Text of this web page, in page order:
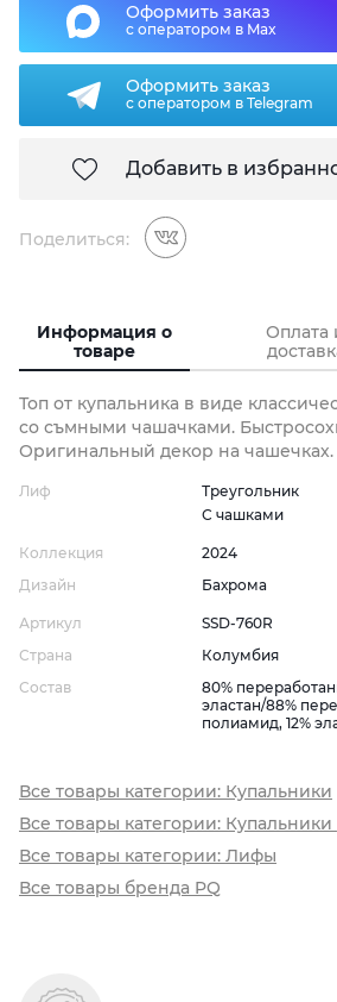
Оформить заказ
с оператором в Max
Оформить заказ
с оператором в Telegram
Добавить в
Поделиться:
Информация о
товаре
Оплата
Топ от купальника в виде
со съмными чашачками.
Оригинальный декор на чашечках.
Лиф
Треугольник
С чашками
Коллекция
2024
Дизайн
Бахрома
Артикул
SSD-760R
Страна
Колумбия
Состав
80%
эластан/88%
полиамид, 12%
Все товары категории: Купальники
Все товары категории:
Все товары категории: Лифы
Все товары бренда PQ